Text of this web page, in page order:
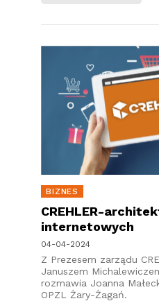
BIZNES
CREHLER-
internetowych
04-04-2024
Z Prezesem zarządu
Januszem
rozmawia Joanna
OPZL Żary-Żagań.